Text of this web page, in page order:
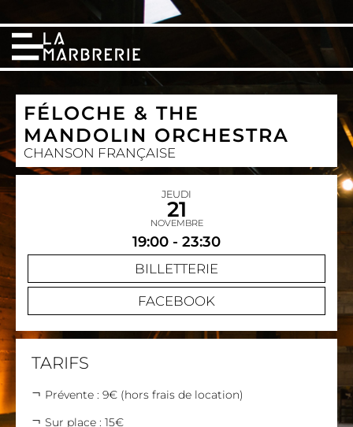
FÉLOCHE & THE
MANDOLIN ORCHESTRA
CHANSON FRANÇAISE
JEUDI
21
NOVEMBRE
19:00 - 23:30
BILLETTERIE
FACEBOOK
TARIFS
Prévente : 9€ (hors frais de location)
Sur place : 15€